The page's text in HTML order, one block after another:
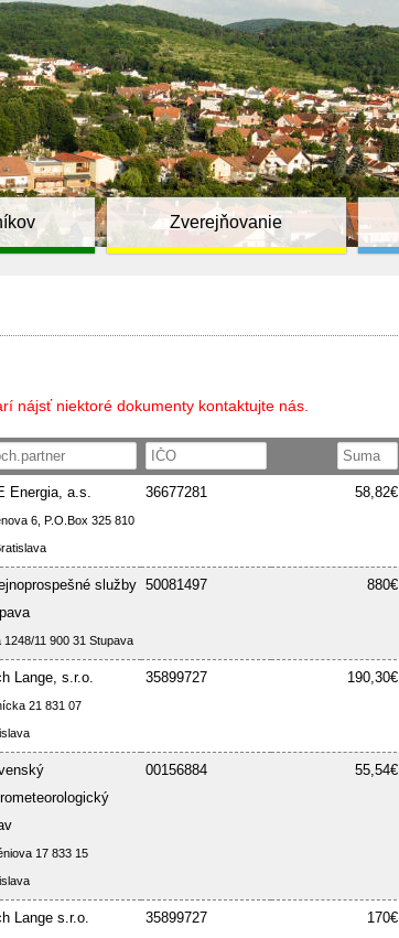
Zverejňovanie
nájsť niektoré dokumenty kontaktujte nás.
Energia, a.s.
6, P.O.Box 325 810
36677281 58,82€
služby
1248/11 900 31 Stupava
50081497 880€
Lange, s.r.o.
21 831 07
35899727 190,30€
17 833 15
00156884 55,54€
Lange s.r.o. 35899727 170€